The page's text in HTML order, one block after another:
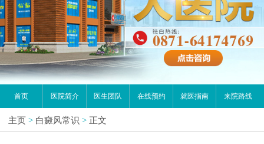
首页 医院简介 医生团队 在线预约 就医指南 来院路线
主页 > 白癜风常识 > 正文